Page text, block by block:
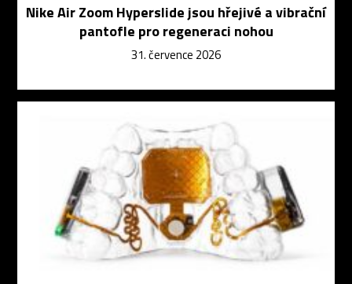
Nike Air Zoom Hyperslide jsou hřejivé a vibrační
pantofle pro regeneraci nohou
31. července 2026